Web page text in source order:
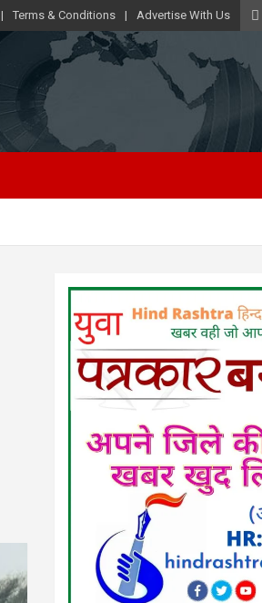
Terms & Conditions Advertise With Us